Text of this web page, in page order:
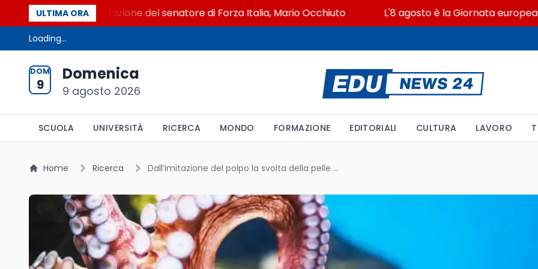
ULTIMA ORA
La soddisfazione del senatore di Forza Italia, Mario Occhiuto L'8 agosto è la Giornata europea in
Loading...
DOM
9
Domenica
9 agosto 2026
SCUOLA UNIVERSITÀ RICERCA MONDO FORMAZIONE EDITORIALI CULTURA LAVORO
Home Ricerca Dall’imitazione del polpo la svolta della pelle sintetica intelligente: la rivoluzione dei materiali programmabili